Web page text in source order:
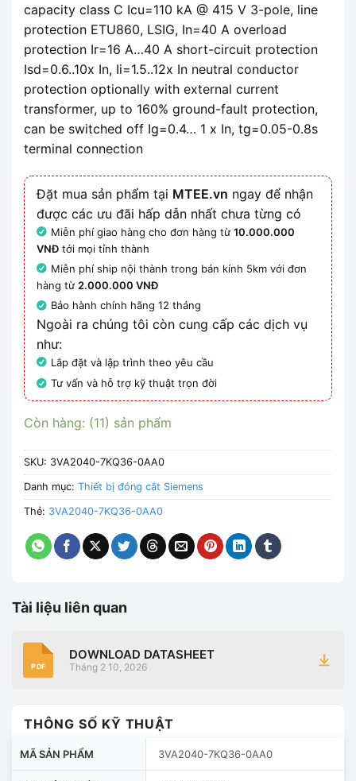
capacity class C Icu=110 kA @ 415 V 3-pole, line
protection ETU860, LSIG, In=40 A overload
protection Ir=16 A…40 A short-circuit protection
Isd=0.6..10x In, Ii=1.5..12x In neutral conductor
protection optionally with external current
transformer, up to 160% ground-fault protection,
can be switched off Ig=0.4… 1 x In, tg=0.05-0.8s
terminal connection
Đặt mua sản phẩm tại MTEE.vn ngay để nhận
được các ưu đãi hấp dẫn nhất chưa từng có
Miễn phí giao hàng cho đơn hàng từ10.000.000
VNĐ tới mọi tỉnh thành
Miễn phí ship nội thành trong bán kính 5km với đơn
hàng từ2.000.000 VNĐ
Bảo hành chính hãng 12 tháng
Ngoài ra chúng tôi còn cung cấp các dịch vụ
như:
Lắp đặt và lập trình theo yêu cầu
Tư vấn và hỗ trợ kỹ thuật trọn đời
Còn hàng: (11) sản phẩm
SKU: 3VA2040-7KQ36-0AA0
Danh mục: Thiết bị đóng cắt Siemens
Thẻ: 3VA2040-7KQ36-0AA0
Tài liệu liên quan
PDF
DOWNLOAD DATASHEET
Tháng 2 10, 2026
THÔNG SỐ KỸ THUẬT
MÃ SẢN PHẨM 3VA2040-7KQ36-0AA0